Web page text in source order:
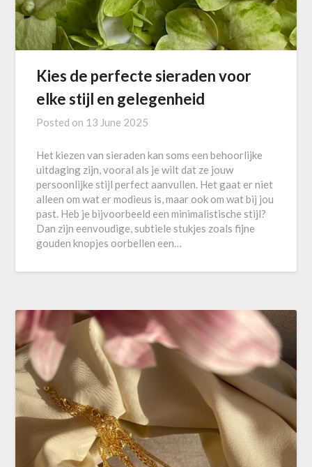
Kies de perfecte sieraden voor
elke stijl en gelegenheid
Posted on 13 June 2025
Het kiezen van sieraden kan soms een behoorlijke
uitdaging zijn, vooral als je wilt dat ze jouw
persoonlijke stijl perfect aanvullen. Het gaat er niet
alleen om wat er modieus is, maar ook om wat bij jou
past. Heb je bijvoorbeeld een minimalistische stijl?
Dan zijn eenvoudige, subtiele stukjes zoals fijne
gouden knopjes oorbellen een…